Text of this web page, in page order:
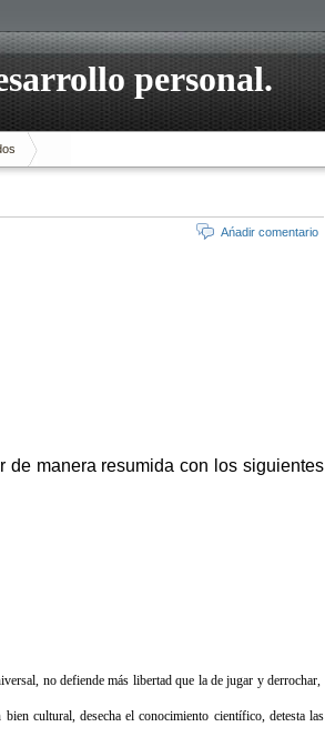
personal.
Ańadir comentario
de manera resumida con los siguientes
no defiende más libertad que la de jugar y derrochar,
cultural, desecha el conocimiento científico, detesta las